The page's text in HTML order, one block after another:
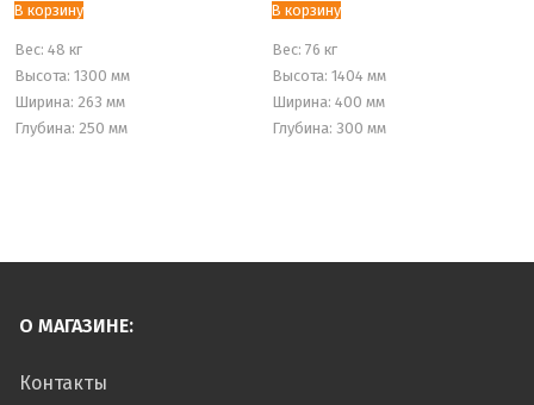
В корзину
Вес: 48 кг
Высота: 1300 мм
Ширина: 263 мм
Глубина: 250 мм
В корзину
Вес: 76 кг
Высота: 1404 мм
Ширина: 400 мм
Глубина: 300 мм
О МАГАЗИНЕ:
Контакты